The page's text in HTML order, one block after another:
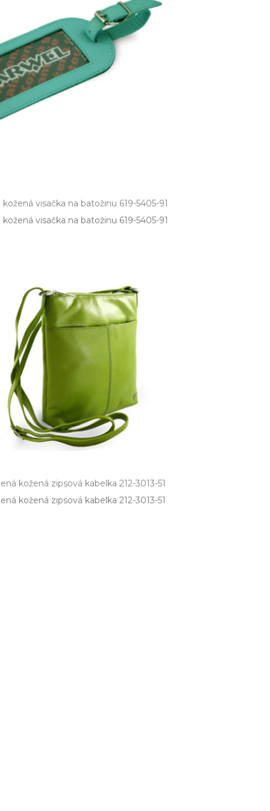
visačka na batožinu 619-5405-91
visačka na batožinu 619­-5405­-91
kožená zipsová kabelka 212-3013-51
kožená zipsová kabelka 212­-3013­-51